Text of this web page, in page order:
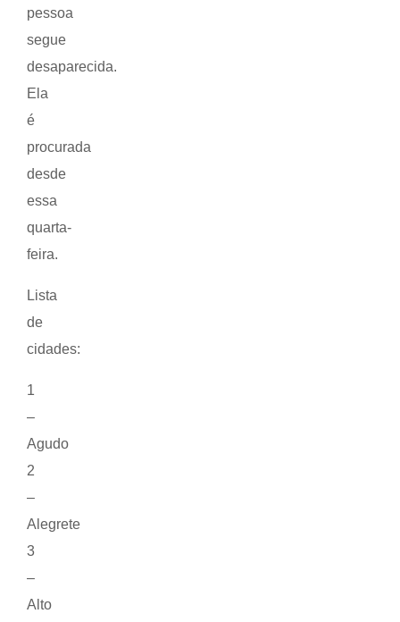
pessoa
segue
desaparecida.
Ela
é
procurada
desde
essa
quarta-
feira.
Lista
de
cidades:
1
–
Agudo
2
–
Alegrete
3
–
Alto